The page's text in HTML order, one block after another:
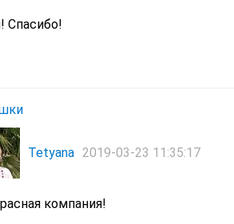
Спасибо!
Tetyana 2019-03-23 11:35:17
компания!